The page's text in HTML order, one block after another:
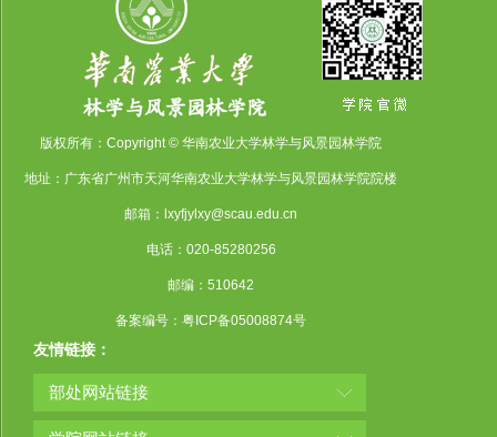
版权所有：Copyright © 华南农业大学林学与风景园林学院
地址：广东省广州市天河华南农业大学林学与风景园林学院院楼
邮箱：lxyfjylxy@scau.edu.cn
电话：020-85280256
邮编：510642
备案编号：粤ICP备05008874号
友情链接：
部处网站链接